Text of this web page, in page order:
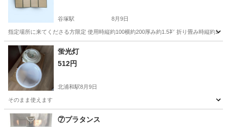
谷塚駅 8月9日
指定場所に来てくださる方限定 使用時縦約100横約200厚み約1.5㌢ 折り畳み時縦約100
埼玉 草加市 谷塚駅
蛍光灯
512円
北浦和駅8月9日
そのまま使えます
埼玉 さいたま市 北浦和駅
⑦プラタンス